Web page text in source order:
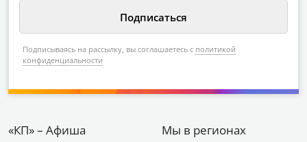
Подписываясь на рассылку, вы соглашаетесь с политикой
конфиденциальности
«КП» – Афиша Мы в регионах